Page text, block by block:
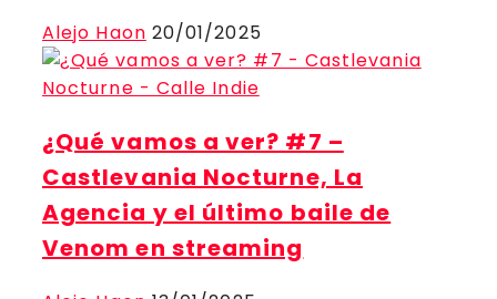
Alejo Haon 20/01/2025
¿Qué vamos a ver? #7 –
Castlevania Nocturne, La
Agencia y el último baile de
Venom en streaming